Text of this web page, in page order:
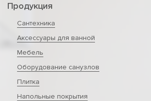
Продукция
Сантехника
Аксессуары для ванной
Мебель
Оборудование санузлов
Плитка
Напольные покрытия